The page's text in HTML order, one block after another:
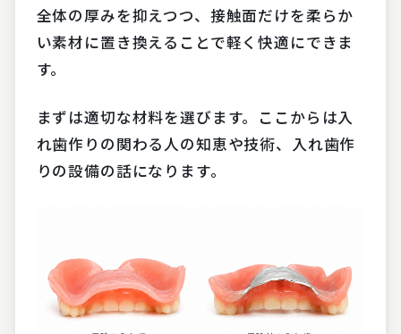
全体の厚みを抑えつつ、接触面だけを柔らか
い素材に置き換えることで軽く快適にできま
す。
まずは適切な材料を選びます。ここからは入
れ歯作りの関わる人の知恵や技術、入れ歯作
りの設備の話になります。